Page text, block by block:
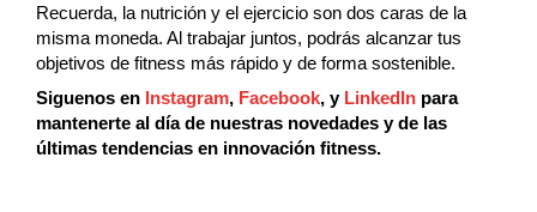
Recuerda, la nutrición y el ejercicio son dos caras de la
misma moneda. Al trabajar juntos, podrás alcanzar tus
objetivos de fitness más rápido y de forma sostenible.
Siguenos en Instagram, Facebook, y LinkedIn para
mantenerte al día de nuestras novedades y de las
últimas tendencias en innovación fitness.